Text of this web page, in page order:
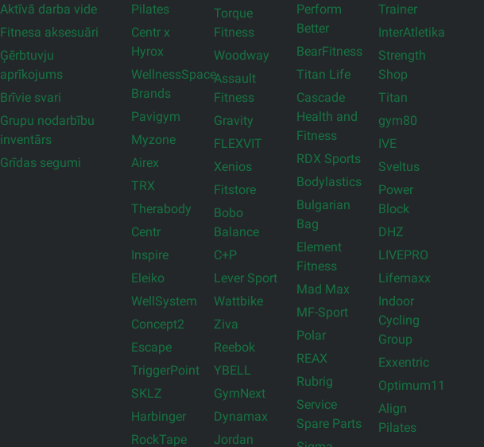
Aktīvā darba vide
Fitnesa aksesuāri
Ģērbtuvju
aprīkojums
Brīvie svari
Grupu nodarbību
inventārs
Grīdas segumi
Pilates
Centr x
Hyrox
WellnessSpace
Brands
Pavigym
Myzone
Airex
TRX
Therabody
Centr
Inspire
Eleiko
WellSystem
Concept2
Escape
TriggerPoint
SKLZ
Harbinger
RockTape
Torque
Fitness
Woodway
Assault
Fitness
Gravity
FLEXVIT
Xenios
Fitstore
Bobo
Balance
C+P
Lever Sport
Wattbike
Ziva
Reebok
YBELL
GymNext
Dynamax
Jordan
Perform
Better
BearFitness
Titan Life
Cascade
Health and
Fitness
RDX Sports
Bodylastics
Bulgarian
Bag
Element
Fitness
Mad Max
MF-Sport
Polar
REAX
Rubrig
Service
Spare Parts
Trainer
InterAtletika
Strength
Shop
Titan
gym80
IVE
Sveltus
Power
Block
DHZ
LIVEPRO
Lifemaxx
Indoor
Cycling
Group
Exxentric
Optimum11
Align
Pilates